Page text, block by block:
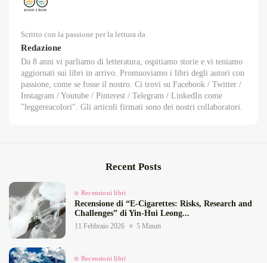
Scritto con la passione per la lettura da
Redazione
Da 8 anni vi parliamo di letteratura, ospitiamo storie e vi teniamo
aggiornati sui libri in arrivo. Promuoviamo i libri degli autori con
passione, come se fosse il nostro. Ci trovi su Facebook / Twitter /
Instagram / Youtube / Pinterest / Telegram / LinkedIn come
"leggereacolori". Gli articoli firmati sono dei nostri collaboratori.
Recent Posts
Recensioni libri
Recensione di “E‑Cigarettes: Risks, Research and
Challenges” di Yin‑Hui Leong...
11 Febbraio 2026 5 Minuti
Recensioni libri